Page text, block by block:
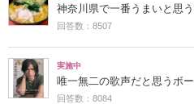
神奈川県で一番うまいと思
回答数：8507
実施中
唯一無二の歌声だと思うボ
回答数：8084